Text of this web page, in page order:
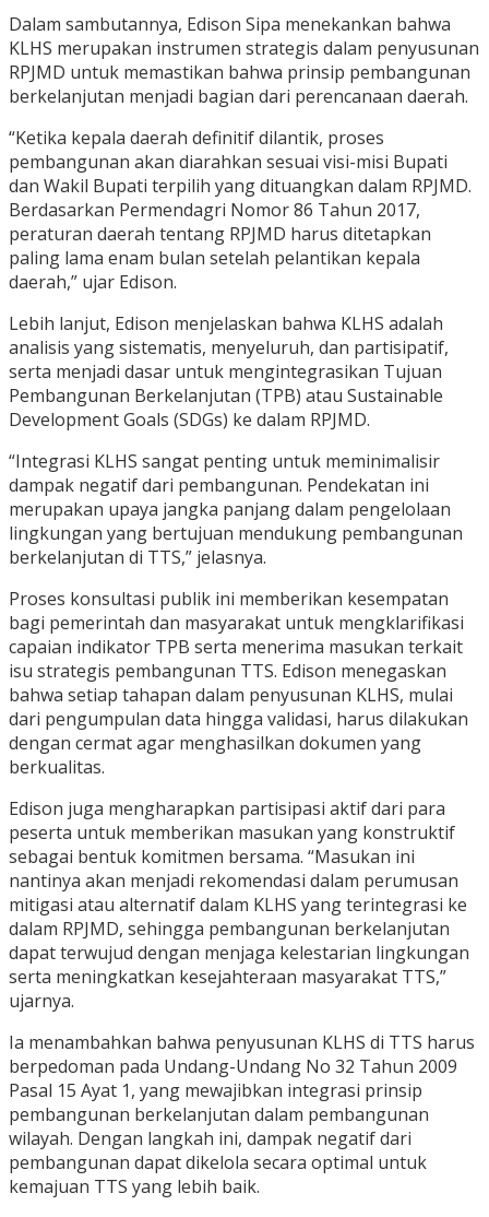
Dalam sambutannya, Edison Sipa menekankan bahwa
KLHS merupakan instrumen strategis dalam penyusunan
RPJMD untuk memastikan bahwa prinsip pembangunan
berkelanjutan menjadi bagian dari perencanaan daerah.
“Ketika kepala daerah definitif dilantik, proses
pembangunan akan diarahkan sesuai visi-misi Bupati
dan Wakil Bupati terpilih yang dituangkan dalam RPJMD.
Berdasarkan Permendagri Nomor 86 Tahun 2017,
peraturan daerah tentang RPJMD harus ditetapkan
paling lama enam bulan setelah pelantikan kepala
daerah,” ujar Edison.
Lebih lanjut, Edison menjelaskan bahwa KLHS adalah
analisis yang sistematis, menyeluruh, dan partisipatif,
serta menjadi dasar untuk mengintegrasikan Tujuan
Pembangunan Berkelanjutan (TPB) atau Sustainable
Development Goals (SDGs) ke dalam RPJMD.
“Integrasi KLHS sangat penting untuk meminimalisir
dampak negatif dari pembangunan. Pendekatan ini
merupakan upaya jangka panjang dalam pengelolaan
lingkungan yang bertujuan mendukung pembangunan
berkelanjutan di TTS,” jelasnya.
Proses konsultasi publik ini memberikan kesempatan
bagi pemerintah dan masyarakat untuk mengklarifikasi
capaian indikator TPB serta menerima masukan terkait
isu strategis pembangunan TTS. Edison menegaskan
bahwa setiap tahapan dalam penyusunan KLHS, mulai
dari pengumpulan data hingga validasi, harus dilakukan
dengan cermat agar menghasilkan dokumen yang
berkualitas.
Edison juga mengharapkan partisipasi aktif dari para
peserta untuk memberikan masukan yang konstruktif
sebagai bentuk komitmen bersama. “Masukan ini
nantinya akan menjadi rekomendasi dalam perumusan
mitigasi atau alternatif dalam KLHS yang terintegrasi ke
dalam RPJMD, sehingga pembangunan berkelanjutan
dapat terwujud dengan menjaga kelestarian lingkungan
serta meningkatkan kesejahteraan masyarakat TTS,”
ujarnya.
Ia menambahkan bahwa penyusunan KLHS di TTS harus
berpedoman pada Undang-Undang No 32 Tahun 2009
Pasal 15 Ayat 1, yang mewajibkan integrasi prinsip
pembangunan berkelanjutan dalam pembangunan
wilayah. Dengan langkah ini, dampak negatif dari
pembangunan dapat dikelola secara optimal untuk
kemajuan TTS yang lebih baik.